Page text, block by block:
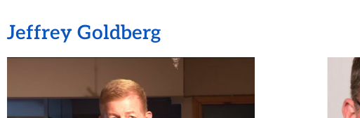
Jeffrey Goldberg